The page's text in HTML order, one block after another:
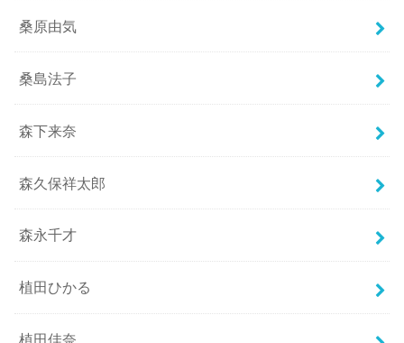
桑原由気
桑島法子
森下来奈
森久保祥太郎
森永千才
植田ひかる
植田佳奈